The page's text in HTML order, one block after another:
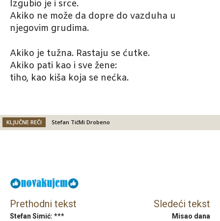
Izgubio je i srce.
Akiko ne može da dopre do vazduha u
njegovim grudima.
Akiko je tužna. Rastaju se ćutke.
Akiko pati kao i sve žene:
tiho, kao kiša koja se nećka.
KLJUČNE REČI Stefan TićMi Drobeno
Prethodni tekst
Stefan Simić: ***
Sledeći tekst
Misao dana